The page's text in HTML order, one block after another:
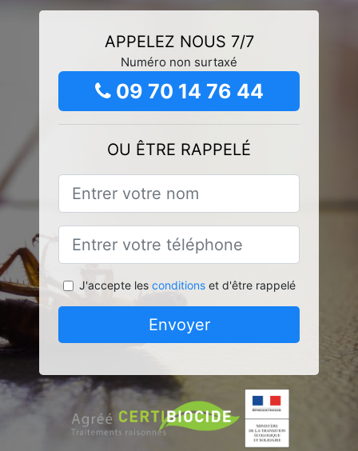
APPELEZ NOUS 7/7
Numéro non surtaxé
09 70 14 76 44
OU ÊTRE RAPPELÉ
J'accepte les conditionset d'être rappelé
Envoyer